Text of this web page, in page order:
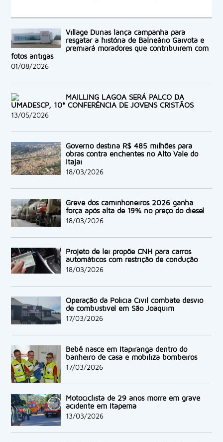
Village Dunas lança campanha para
resgatar a história de Balneário Gaivota e
premiará moradores que contribuírem com
fotos antigas
01/08/2026
MAILLING LAGOA SERÁ PALCO DA
UMADESCP, 10ª CONFERÊNCIA DE JOVENS CRISTÃOS
13/05/2026
Governo destina R$ 485 milhões para
obras contra enchentes no Alto Vale do
Itajaí
18/03/2026
Greve dos caminhoneiros 2026 ganha
força após alta de 19% no preço do diesel
18/03/2026
Projeto de lei propõe CNH para carros
automáticos com restrição de condução
18/03/2026
Operação da Polícia Civil combate desvio
de combustível em São Joaquim
17/03/2026
Bebê nasce em Itapiranga dentro do
banheiro de casa e mobiliza bombeiros
17/03/2026
Motociclista de 29 anos morre em grave
acidente em Itapema
13/03/2026